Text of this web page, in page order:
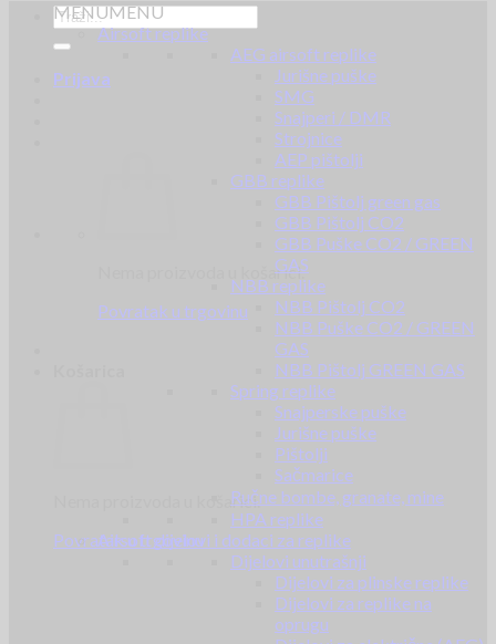
Prijava
Nema proizvoda u košarici.
Povratak u trgovinu
Nema proizvoda u košarici.
Povratak u trgovinu
MENUMENU
Airsoft replike
AEG airsoft replike
Jurišne puške
SMG
Snajperi / DMR
Strojnice
AEP pištolji
GBB replike
GBB Pištolj green gas
GBB Pištolj CO2
GBB Puške CO2 / GREEN
GAS
NBB replike
NBB Pištolj CO2
NBB Puške CO2 / GREEN
GAS
NBB Pištolj GREEN GAS
Spring replike
Snajperske puške
Jurišne puške
Pištolji
Sačmarice
Ručne bombe, granate, mine
HPA replike
Airsoft dijelovi i dodaci za replike
Dijelovi unutrašnji
Dijelovi za plinske replike
Dijelovi za replike na
oprugu